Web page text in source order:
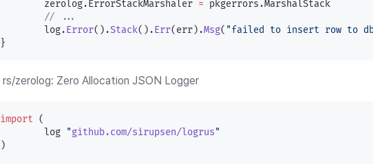
	zerolog.ErrorStackMarshaler
= pkgerrors.MarshalStack
	// ...
	log.
Error().Stack().Err(err).Msg( "failed to insert row to
}
rs/zerolog: Zero Allocation JSON Logger
import (
	log
"github.com/sirupsen/logrus"
)